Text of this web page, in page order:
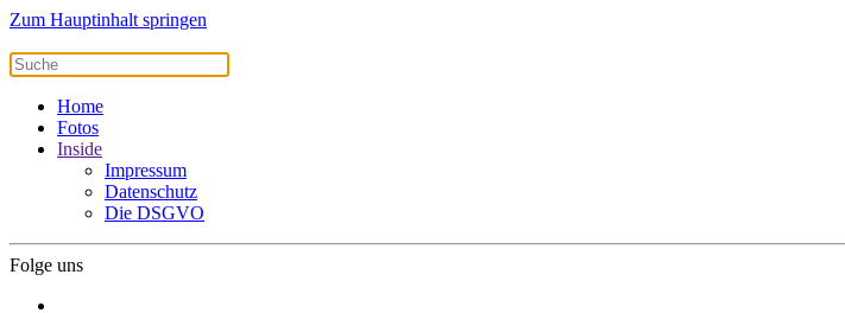
Zum Hauptinhalt springen
Home
Fotos
Inside
Impressum
Datenschutz
Die DSGVO
Folge uns